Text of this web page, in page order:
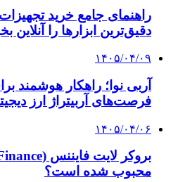
شویگو: در مسئله تایوان از
۱۴۰۳/۱۱/۱۲
حمله مجدد اسرائیل به جنوب
۱۴۰۳/۱۰/۱۶
تحرکات ارتش رژیم
خارج اراضی اشغالی